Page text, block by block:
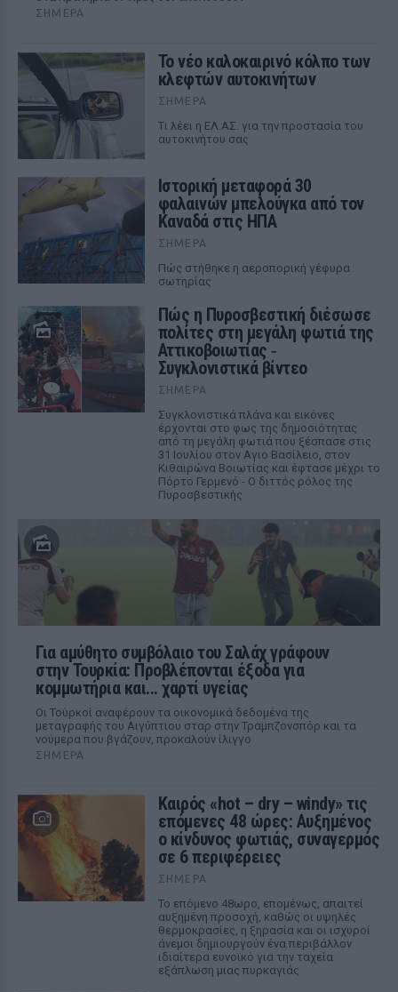
ΣΉΜΕΡΑ
Το νέο καλοκαιρινό κόλπο των
κλεφτών αυτοκινήτων
ΣΉΜΕΡΑ
Tι λέει η ΕΛ.ΑΣ. για την προστασία του
αυτοκινήτου σας
Ιστορική μεταφορά 30
φαλαινών μπελούγκα από τον
Καναδά στις ΗΠΑ
ΣΉΜΕΡΑ
Πώς στήθηκε η αεροπορική γέφυρα
σωτηρίας
Πώς η Πυροσβεστική διέσωσε
πολίτες στη μεγάλη φωτιά της
Αττικοβοιωτίας ‑
Συγκλονιστικά βίντεο
ΣΉΜΕΡΑ
Συγκλονιστικά πλάνα και εικόνες
έρχονται στο φως της δημοσιότητας
από τη μεγάλη φωτιά που ξέσπασε στις
31 Ιουλίου στον Αγιο Βασίλειο, στον
Κιθαιρώνα Βοιωτίας και έφτασε μέχρι το
Πόρτο Γερμενό - Ο διττός ρόλος της
Πυροσβεστικής
Για αμύθητο συμβόλαιο του Σαλάχ γράφουν
στην Τουρκία: Προβλέπονται έξοδα για
κομμωτήρια και... χαρτί υγείας
Οι Τούρκοί αναφέρουν τα οικονομικά δεδομένα της
μεταγραφής του Αιγύπτιου σταρ στην Τραμπζονσπόρ και τα
νούμερα που βγάζουν, προκαλούν ίλιγγο
ΣΉΜΕΡΑ
Καιρός «hot – dry – windy» τις
επόμενες 48 ώρες: Αυξημένος
ο κίνδυνος φωτιάς, συναγερμός
σε 6 περιφέρειες
ΣΉΜΕΡΑ
Το επόμενο 48ωρο, επομένως, απαιτεί
αυξημένη προσοχή, καθώς οι υψηλές
θερμοκρασίες, η ξηρασία και οι ισχυροί
άνεμοι δημιουργούν ένα περιβάλλον
ιδιαίτερα ευνοϊκό για την ταχεία
εξάπλωση μιας πυρκαγιάς